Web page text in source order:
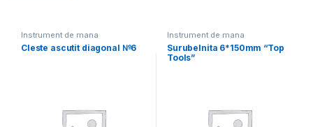
Instrument de mana
Cleste ascutit diagonal №6
Instrument de mana
Surubelnita 6*150mm “Top
Tools”